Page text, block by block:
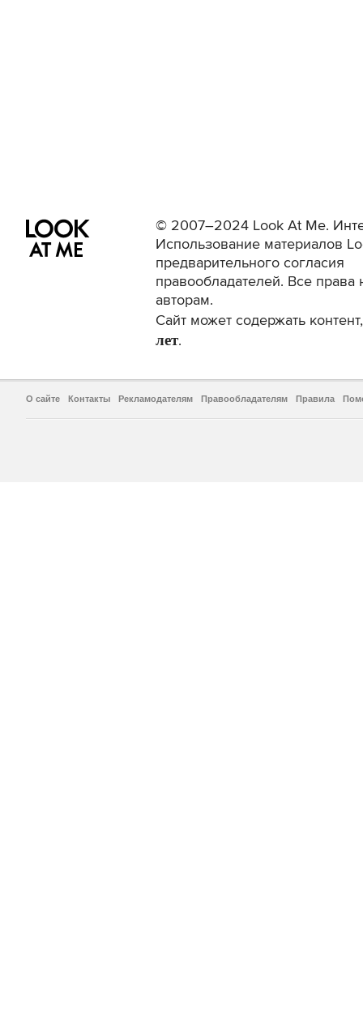
© 2007–2024 Look At Me.
Использование материалов
предварительного согласия
правообладателей. Все права
авторам.
Сайт может содержать
лет.
О сайте Контакты Рекламодателям Правообладателям Правила